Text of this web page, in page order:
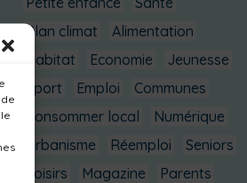
Plan climat
Alimentation
Habitat
Economie
Jeunesse
Sport
Emploi
Communes
Consommer local
Numérique
Urbanisme
Réemploi
Seniors
Loisirs
Magazine
Parents